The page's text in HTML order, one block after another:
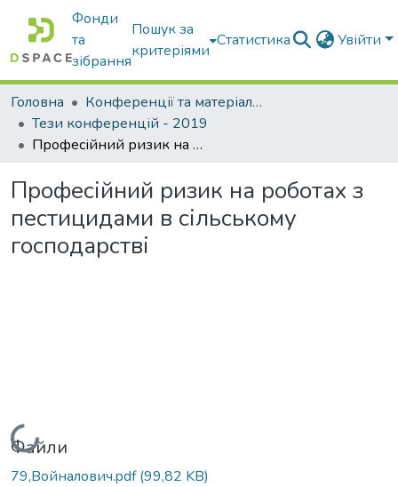
Фонди
та
зібрання
Пошук за
критеріями
Статистика Увійти
Головна
Конференції та матеріали конференцій
Тези конференцій - 2019
Професійний ризик на роботах з пестицидами в сільському господарстві
Професійний ризик на роботах з
пестицидами в сільському
господарстві
Вантажиться...
Файли
79,Войналович.pdf(99,82 KB)